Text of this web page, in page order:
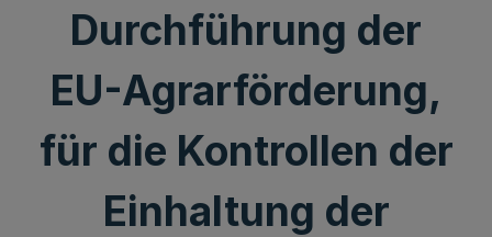
Durchführung der
EU-Agrarförderung,
für die Kontrollen der
Einhaltung der